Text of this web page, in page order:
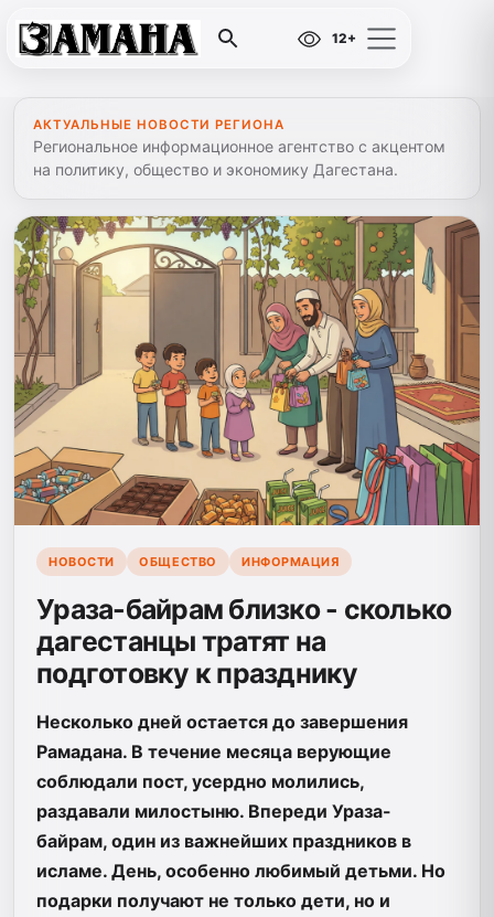
12+
АКТУАЛЬНЫЕ НОВОСТИ РЕГИОНА
Региональное информационное агентство с акцентом
на политику, общество и экономику Дагестана.
НОВОСТИ ОБЩЕСТВО ИНФОРМАЦИЯ
Ураза-байрам близко - сколько
дагестанцы тратят на
подготовку к празднику
Несколько дней остается до завершения
Рамадана. В течение месяца верующие
соблюдали пост, усердно молились,
раздавали милостыню. Впереди Ураза-
байрам, один из важнейших праздников в
исламе. День, особенно любимый детьми. Но
подарки получают не только дети, но и